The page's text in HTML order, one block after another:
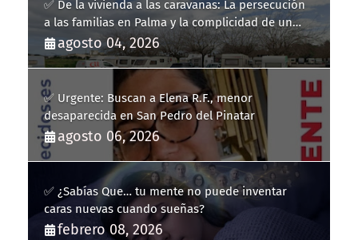
✅ De la vivienda a las caravanas: La persecución
a las familias en Palma y la complicidad de un
fracaso heredado
agosto 04, 2026
✅ Urgente: Buscan a Elena R.F., menor
desaparecida en San Pedro del Pinatar
agosto 06, 2026
✅ ¿Sabías Que… tu mente no puede inventar
caras nuevas cuando sueñas?
febrero 08, 2026